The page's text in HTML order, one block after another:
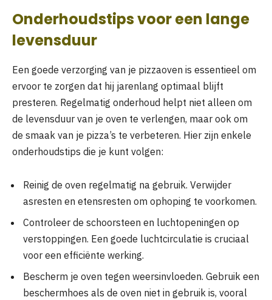
Onderhoudstips voor een lange
levensduur
Een goede verzorging van je pizzaoven is essentieel om
ervoor te zorgen dat hij jarenlang optimaal blijft
presteren. Regelmatig onderhoud helpt niet alleen om
de levensduur van je oven te verlengen, maar ook om
de smaak van je pizza’s te verbeteren. Hier zijn enkele
onderhoudstips die je kunt volgen:
Reinig de oven regelmatig na gebruik. Verwijder
asresten en etensresten om ophoping te voorkomen.
Controleer de schoorsteen en luchtopeningen op
verstoppingen. Een goede luchtcirculatie is cruciaal
voor een efficiënte werking.
Bescherm je oven tegen weersinvloeden. Gebruik een
beschermhoes als de oven niet in gebruik is, vooral